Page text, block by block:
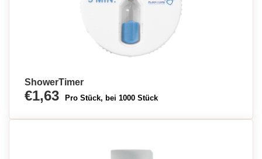
ShowerTimer
€1,63 Pro Stück, bei 1000 Stück